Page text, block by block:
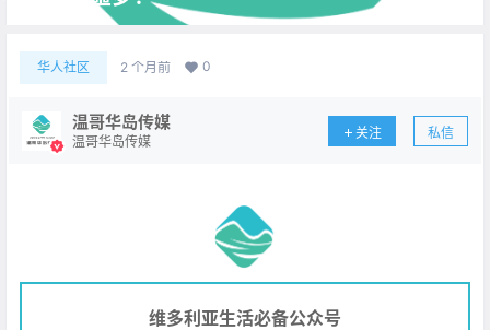
华人社区 2 个月前 0
温哥华岛传媒
温哥华岛传媒
关注 私信
维多利亚生活必备公众号